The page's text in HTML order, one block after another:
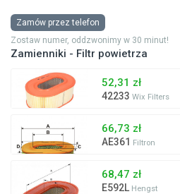
Zamów przez telefon
Zostaw numer, oddzwonimy w 30 minut!
Zamienniki - Filtr powietrza
52,31 zł
42233 Wix Filters
66,73 zł
AE361 Filtron
68,47 zł
E592L Hengst